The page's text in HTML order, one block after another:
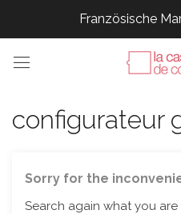
Französische
Französische
Französische
configurateur
Sorry for the
Search again what you